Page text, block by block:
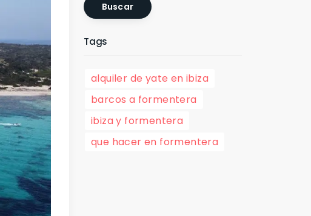
Buscar
Tags
alquiler de yate en ibiza
barcos a formentera
ibiza y formentera
que hacer en formentera